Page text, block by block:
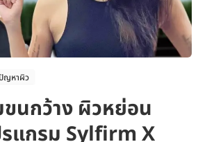
ญหาผิว
นกว้าง ผิวหย่อน
แกรม Sylfirm X